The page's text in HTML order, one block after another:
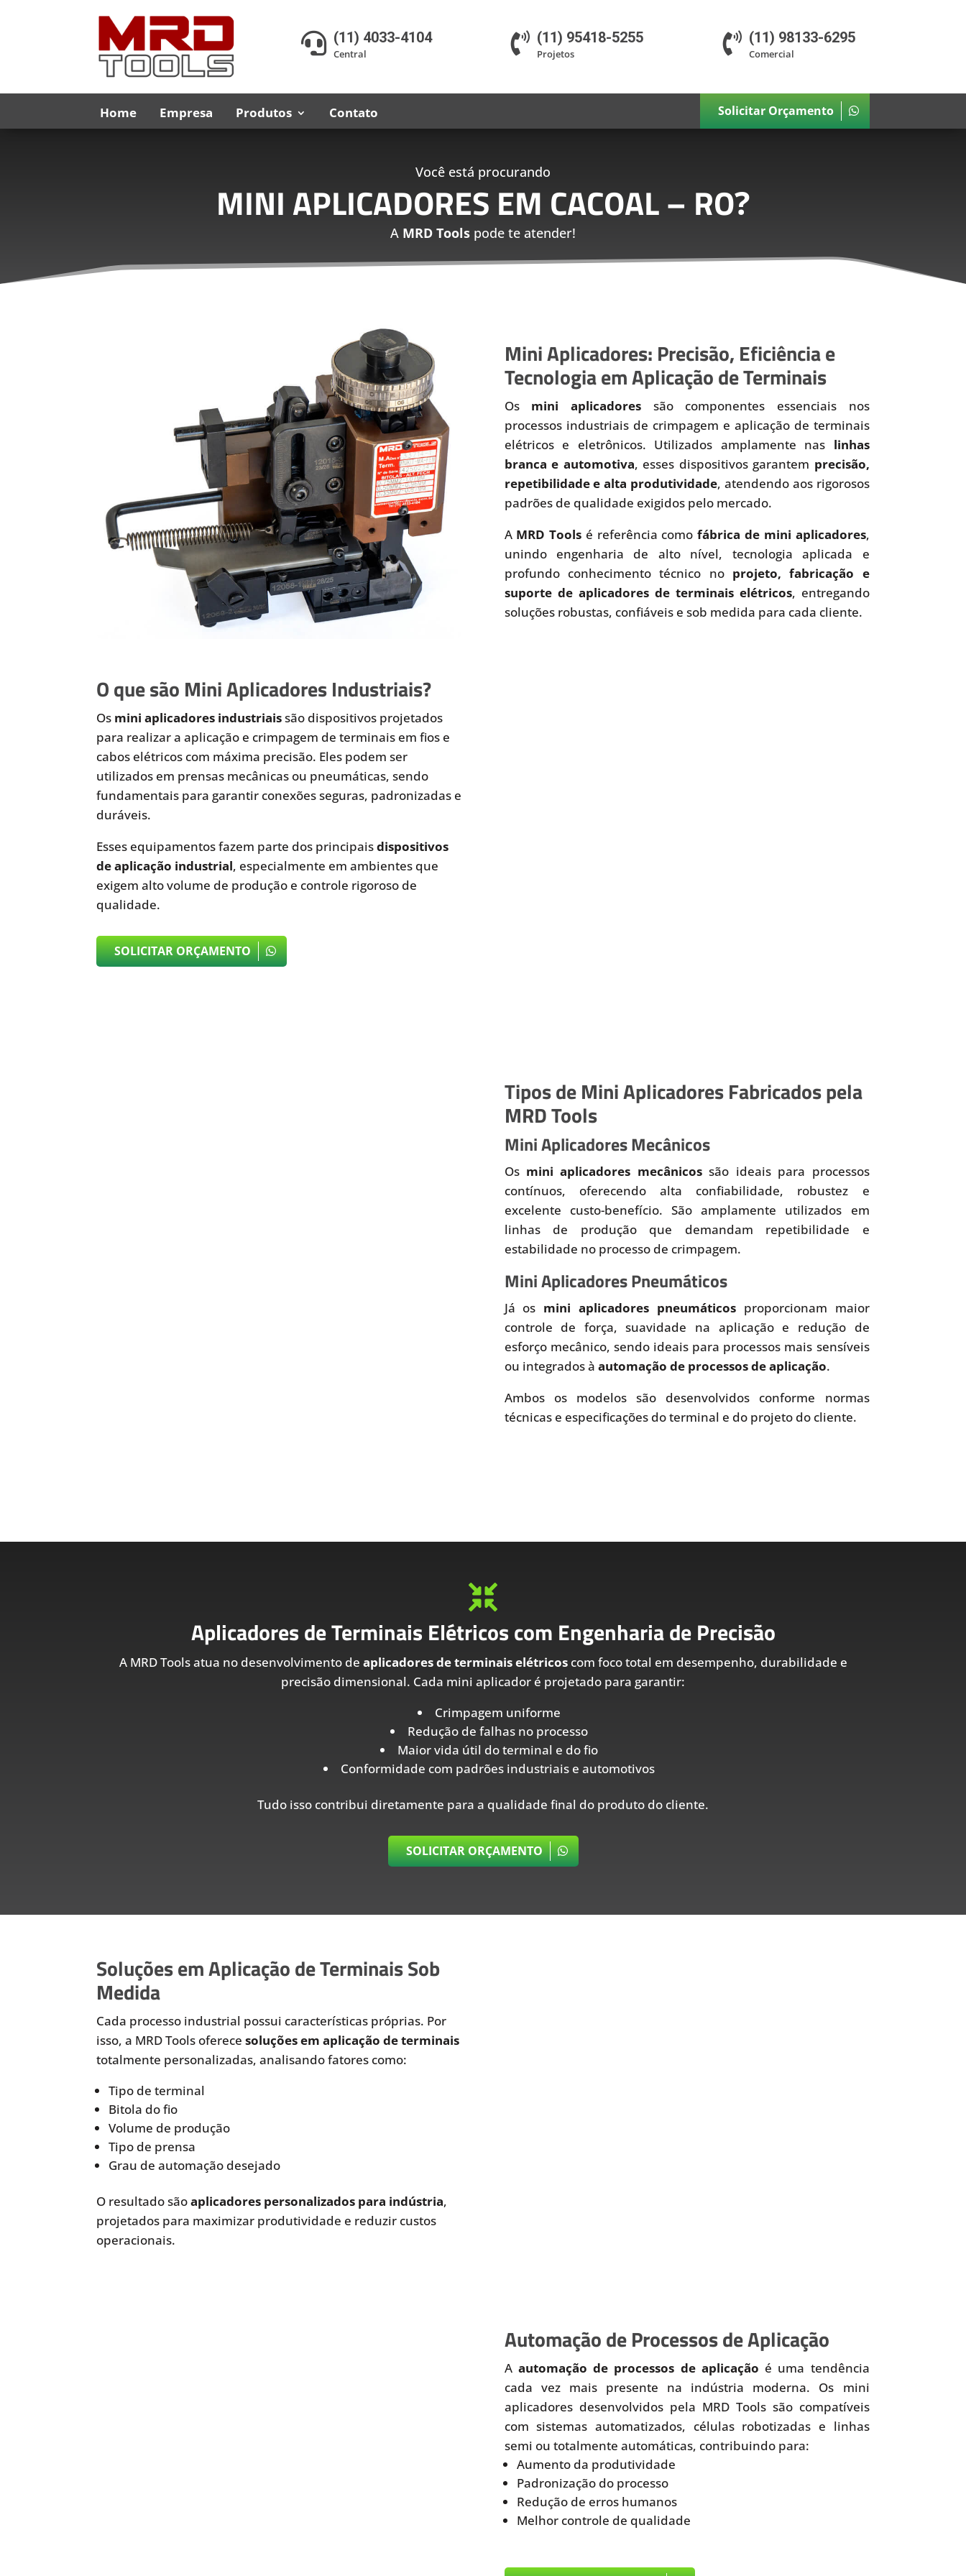
 (11) 4033-4104
Central  (11) 95418-5255
Projetos  (11) 98133-6295
Comercial
Home Empresa Produtos Contato Solicitar Orçamento
Você está procurando
MINI APLICADORES EM CACOAL – RO?
A MRD Tools pode te atender!
Mini Aplicadores: Precisão, Eficiência e
Tecnologia em Aplicação de Terminais
Os mini aplicadoressão componentes essenciais nos
processos industriais de crimpagem e aplicação de terminais
elétricos e eletrônicos. Utilizados amplamente nas linhas
branca e automotiva, esses dispositivos garantem precisão,
repetibilidade e alta produtividade, atendendo aos rigorosos
padrões de qualidade exigidos pelo mercado.
A MRD Tools é referência comofábrica de mini aplicadores,
unindo engenharia de alto nível, tecnologia aplicada e
profundo conhecimento técnico no projeto, fabricação e
suporte de aplicadores de terminais elétricos, entregando
soluções robustas, confiáveis e sob medida para cada cliente.
O que são Mini Aplicadores Industriais?
Os mini aplicadores industriaissão dispositivos projetados
para realizar a aplicação e crimpagem de terminais em fios e
cabos elétricos com máxima precisão. Eles podem ser
utilizados em prensas mecânicas ou pneumáticas, sendo
fundamentais para garantir conexões seguras, padronizadas e
duráveis.
Esses equipamentos fazem parte dos principaisdispositivos
de aplicação industrial, especialmente em ambientes que
exigem alto volume de produção e controle rigoroso de
qualidade.
SOLICITAR ORÇAMENTO
Tipos de Mini Aplicadores Fabricados pela
MRD Tools
Mini Aplicadores Mecânicos
Os mini aplicadores mecânicossão ideais para processos
contínuos, oferecendo alta confiabilidade, robustez e
excelente custo-benefício. São amplamente utilizados em
linhas de produção que demandam repetibilidade e
estabilidade no processo de crimpagem.
Mini Aplicadores Pneumáticos
Já os mini aplicadores pneumáticosproporcionam maior
controle de força, suavidade na aplicação e redução de
esforço mecânico, sendo ideais para processos mais sensíveis
ou integrados à automação de processos de aplicação.
Ambos os modelos são desenvolvidos conforme normas
técnicas e especificações do terminal e do projeto do cliente.

Aplicadores de Terminais Elétricos com Engenharia de Precisão
A MRD Tools atua no desenvolvimento de aplicadores de terminais elétricoscom foco total em desempenho, durabilidade e
precisão dimensional. Cada mini aplicador é projetado para garantir:
Crimpagem uniforme
Redução de falhas no processo
Maior vida útil do terminal e do fio
Conformidade com padrões industriais e automotivos
Tudo isso contribui diretamente para a qualidade final do produto do cliente.
SOLICITAR ORÇAMENTO
Soluções em Aplicação de Terminais Sob
Medida
Cada processo industrial possui características próprias. Por
isso, a MRD Tools oferecesoluções em aplicação de terminais
totalmente personalizadas, analisando fatores como:
Tipo de terminal
Bitola do fio
Volume de produção
Tipo de prensa
Grau de automação desejado
O resultado sãoaplicadores personalizados para indústria,
projetados para maximizar produtividade e reduzir custos
operacionais.
Automação de Processos de Aplicação
A automação de processos de aplicação é uma tendência
cada vez mais presente na indústria moderna. Os mini
aplicadores desenvolvidos pela MRD Tools são compatíveis
com sistemas automatizados, células robotizadas e linhas
semi ou totalmente automáticas, contribuindo para:
Aumento da produtividade
Padronização do processo
Redução de erros humanos
Melhor controle de qualidade